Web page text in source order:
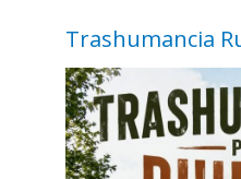
Trashumancia